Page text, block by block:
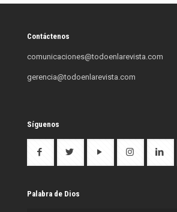
Contáctenos
comunicaciones@todoenlarevista.com
gerencia@todoenlarevista.com
Síguenos
Palabra de Dios